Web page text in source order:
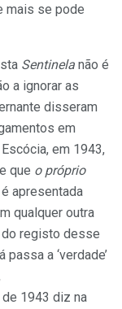
mais se pode
Sentinela não é
a ignorar as
disseram
em
em 1943,
que o próprio
apresentada
qualquer outra
registo desse
a ‘verdade’
1943 diz na